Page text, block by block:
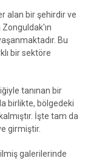
alan bir şehirdir ve
Bu
bir sektöre
tanınan bir
birlikte, bölgedeki
İşte tam da
girmiştir.
galerilerinde